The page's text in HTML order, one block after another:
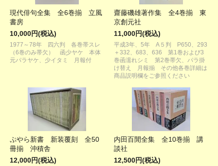
現代俳句全集 全6巻揃 立風
書房
10,000円(税込)
1977～78年 四六判 各巻帯スレ
（6巻のみ帯欠） 函少ヤケ 本体
元パラヤケ、少イタミ 月報付
齋藤磯雄著作集 全4巻揃 東
京創元社
11,000円(税込)
平成3年、5年 A５判 P650、293
＋332、683、636 第1巻および3
巻函濡れシミ 第2巻帯欠、パラ掛
け替え 月報揃 その他各巻詳細は
商品説明欄をご参照ください
ぷやら新書 新装覆刻 全50
冊揃 沖積舎
12,000円(税込)
内田百閒全集 全10巻揃 講
談社
12,500円(税込)